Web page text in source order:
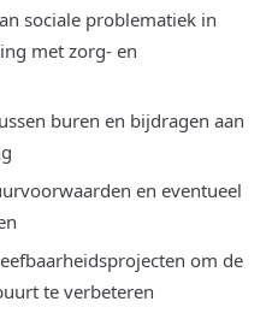
sociale problematiek in
met zorg- en
buren en bijdragen aan
en eventueel
om de
te verbeteren